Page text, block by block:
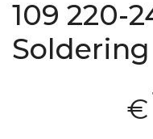
109 220-
€